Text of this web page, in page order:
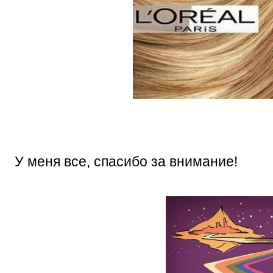
У меня все, спасибо за внимание!